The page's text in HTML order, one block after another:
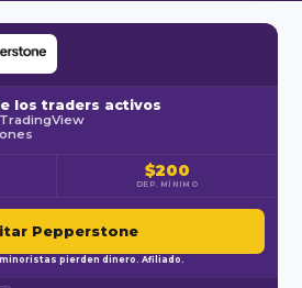
los traders activos
$200
DEP. MÍNIMO
Pepperstone
pierden dinero. Afiliado.